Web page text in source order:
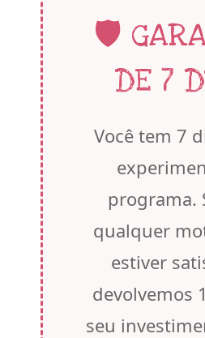
🛡️
DE 7
Você tem 7
programa.
qualquer
estiver
devolvemos
seu